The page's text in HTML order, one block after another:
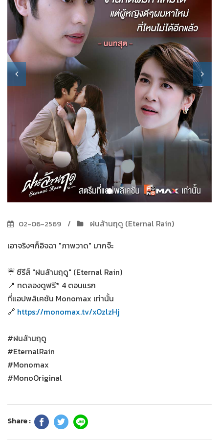
02-06-2569
ฝนล้านฤดู (Eternal Rain)
เอาจริงๆก็อิจฉา "ภาพวาด" มากจ๊ะ
☔ ซีรีส์ "ฝนล้านฤดู" (Eternal Rain)
📍 ทดลองดูฟรี* 4 ตอนแรก
ที่แอปพลิเคชัน Monomax เท่านั้น
🔗 https://monomax.tv/xOzlzHj
#ฝนล้านฤดู
#EternalRain
#Monomax
#MonoOriginal
Share :